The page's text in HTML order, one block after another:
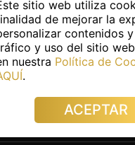
Masajistas
Badajoz capital
sitio web utiliza
de mejorar la
contenidos
y uso del sitio
nuestra Política de
.
ACEPTAR